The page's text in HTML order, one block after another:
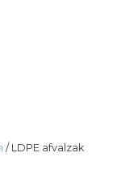
/ LDPE afvalzak